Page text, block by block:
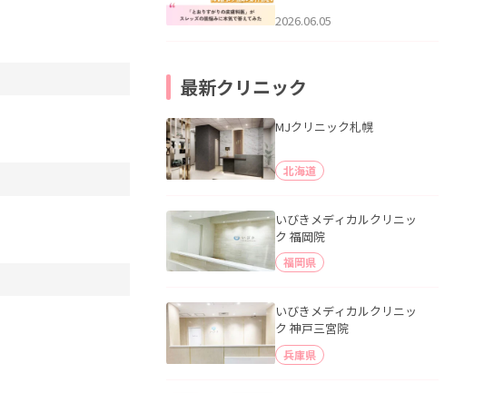
ッズの肌悩みに本気で答え
2026.06.05
最新クリニック
MJクリニック札幌
北海道
いびきメディカルクリニッ
ク 福岡院
福岡県
いびきメディカルクリニッ
ク 神戸三宮院
兵庫県